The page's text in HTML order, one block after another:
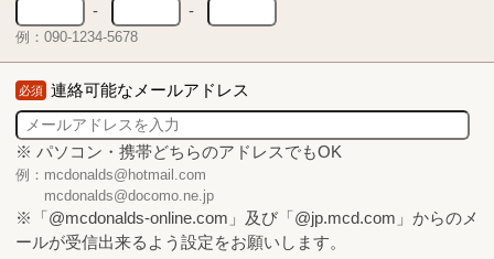
-
-
例：090-1234-5678
必須 連絡可能なメールアドレス
※ パソコン・携帯どちらのアドレスでもOK
例：mcdonalds@hotmail.com
mcdonalds@docomo.ne.jp
※「@mcdonalds-online.com」及び「@jp.mcd.com」からのメ
ールが受信出来るよう設定をお願いします。